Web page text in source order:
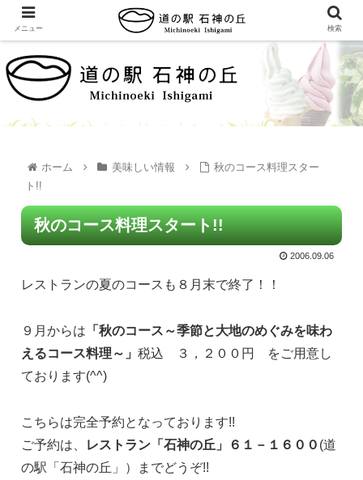
ホーム 美味しい情報
秋のコース料理スター
ト!!
秋のコース料理スタート!!
2006.09.06
レストランの夏のコースも８月末で終了！！
９月からは 「秋のコース～季節と大地のめぐみを味わ
えるコース料理～」税込 ３，２００円 をご用意し
ております(^^)
こちらは完全予約となっております!!
ご予約は、
レストラン「石神の丘」６１－１６００ (道
の駅「石神の丘」）までどうぞ!!
メニュー 検索